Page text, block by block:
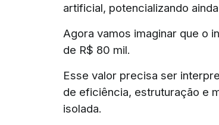
artificial, potencializando
Agora vamos imaginar que o
de R$ 80 mil.
Esse valor precisa ser
de eficiência, estruturação e
isolada.